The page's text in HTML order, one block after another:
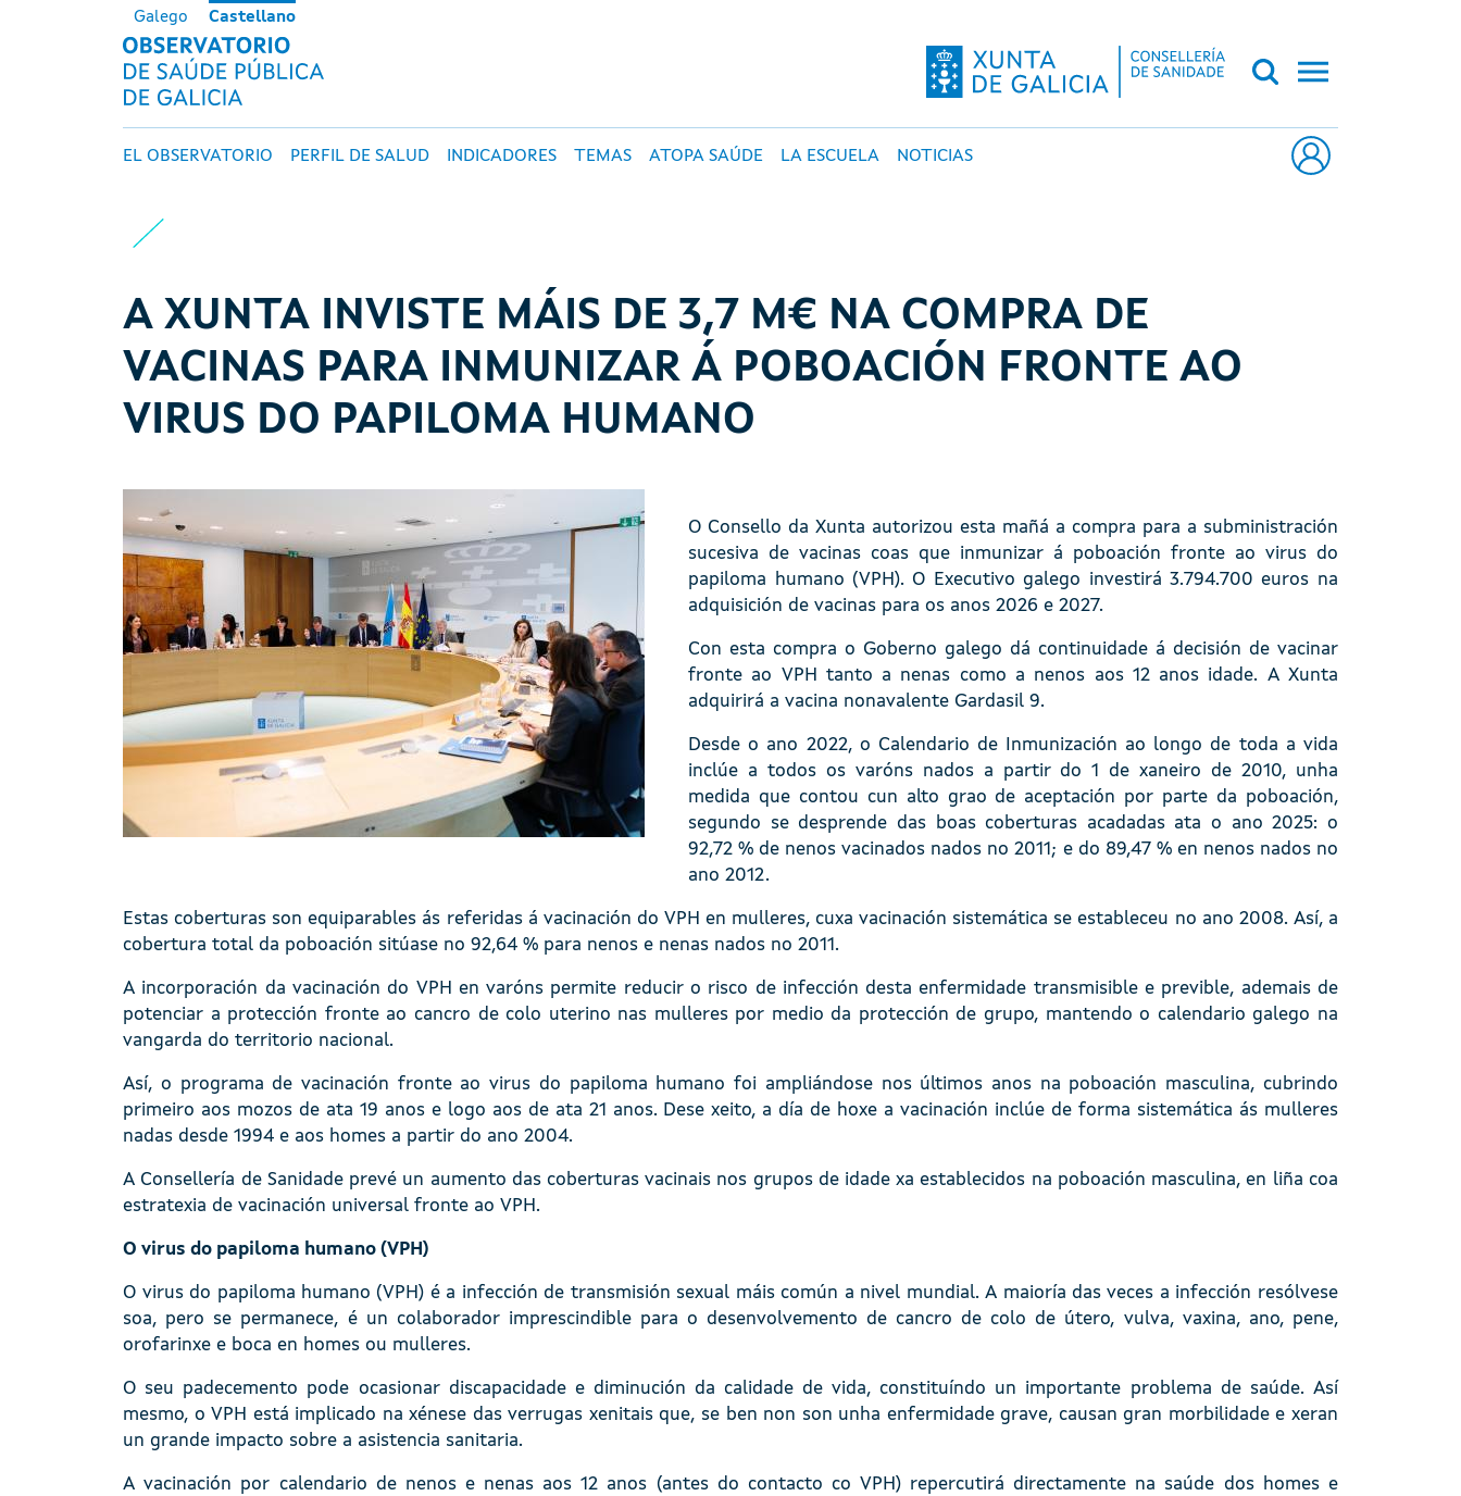
Pasar al contenido principal
Galego Castellano
OBSERVATORIO DE SALUD PÚBLICA DE GALICIA
Navegación principal
EL OBSERVATORIO PERFIL DE SALUD INDICADORES TEMAS ATOPA SAÚDE LA ESCUELA NOTICIAS
​A XUNTA INVISTE MÁIS DE 3,7 M€ NA COMPRA DE
VACINAS PARA INMUNIZAR Á POBOACIÓN FRONTE AO
VIRUS DO PAPILOMA HUMANO
O Consello da Xunta autorizou esta mañá a compra para a subministración
sucesiva de vacinas coas que inmunizar á poboación fronte ao virus do
papiloma humano (VPH). O Executivo galego investirá 3.794.700 euros na
adquisición de vacinas para os anos 2026 e 2027.
Con esta compra o Goberno galego dá continuidade á decisión de vacinar
fronte ao VPH tanto a nenas como a nenos aos 12 anos idade. A Xunta
adquirirá a vacina nonavalente Gardasil 9.
Desde o ano 2022, o Calendario de Inmunización ao longo de toda a vida
inclúe a todos os varóns nados a partir do 1 de xaneiro de 2010, unha
medida que contou cun alto grao de aceptación por parte da poboación,
segundo se desprende das boas coberturas acadadas ata o ano 2025: o
92,72 % de nenos vacinados nados no 2011; e do 89,47 % en nenos nados no
ano 2012.
Estas coberturas son equiparables ás referidas á vacinación do VPH en mulleres, cuxa vacinación sistemática se estableceu no ano 2008. Así, a
cobertura total da poboación sitúase no 92,64 % para nenos e nenas nados no 2011.
A incorporación da vacinación do VPH en varóns permite reducir o risco de infección desta enfermidade transmisible e previble, ademais de
potenciar a protección fronte ao cancro de colo uterino nas mulleres por medio da protección de grupo, mantendo o calendario galego na
vangarda do territorio nacional.
Así, o programa de vacinación fronte ao virus do papiloma humano foi ampliándose nos últimos anos na poboación masculina, cubrindo
primeiro aos mozos de ata 19 anos e logo aos de ata 21 anos. Dese xeito, a día de hoxe a vacinación inclúe de forma sistemá­tica ás mulleres
nadas desde 1994 e aos homes a partir do ano 2004.
A Consellería de Sanidade prevé un aumento das coberturas vacinais nos grupos de idade xa establecidos na poboación masculina, en liña coa
estratexia de vacinación univer­sal fronte ao VPH.
O virus do papiloma humano (VPH)
O virus do papiloma humano (VPH) é a infección de transmisión sexual máis común a nivel mundial. A maioría das veces a infección resólvese
soa, pero se permanece, é un colaborador imprescindible para o desenvolvemento de cancro de colo de útero, vulva, vaxina, ano, pene,
orofarinxe e boca en homes ou mulleres.
O seu padecemento pode ocasionar discapacidade e diminución da calidade de vida, constituíndo un importante problema de saúde. Así
mesmo, o VPH está implicado na xénese das verrugas xenitais que, se ben non son unha enfermidade grave, causan gran morbilidade e xeran
un grande impacto sobre a asistencia sanitaria.
A vacinación por calendario de nenos e nenas aos 12 anos (antes do contacto co VPH) repercutirá directamente na saúde dos homes e